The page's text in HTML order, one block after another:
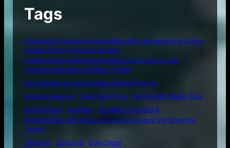
Tags
A bordo del Dandolo il sommergibile utilizzato durante la Guerra
Fredda contro le minacce nucleari
A bordo di Nave Raimondo Montecuccoli il nuovo volto
operativo della Marina Militare (Video)
Alla scoperta del sommergibile Andrea Provana
Amerigo Vespucci
Amm. Paolo Treu
Ammiraglio Paolo Treu
Analisi Difesa
Aneddoti Attualità e curiosità
Brigata Marina San Marco: una storia di Valore "Per Mare Per
Terram"
Citazioni
Concorsi
Ente Circoli